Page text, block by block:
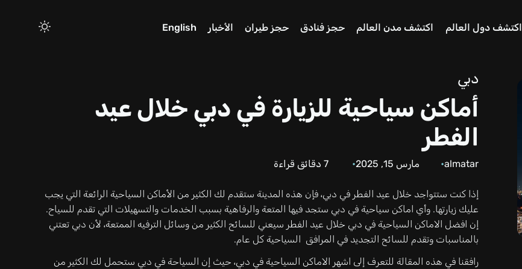
اكتشف دول العالم اكتشف مدن العالم حجز فنادق حجز طيران الأخبار English
دبي
أماكن سياحية للزيارة في دبي خلال عيد
الفطر
almatar مارس 15, 2025 7دقائق قراءة
إذا كنت ستتواجد خلال عيد الفطر في دبي، فإن هذه المدينة ستقدم لك الكثير من الأماكن السياحية الرائعة التي يجب
عليك زيارتها. وأي اماكن سياحية في دبي ستجد فيها المتعة والرفاهية بسبب الخدمات والتسهيلات التي تقدم للسياح.
إن افضل الاماكن السياحية في دبي خلال عيد الفطر سيعني للسائح الكثير من وسائل الترفيه الممتعة، لأن دبي تعتني
بالمناسبات وتقدم للسائح التجديد في المرافق السياحية كل عام.
رافقنا في هذه المقالة للتعرف إلى اشهر الاماكن السياحية في دبي، حيث إن السياحة في دبي ستحمل لك الكثير من